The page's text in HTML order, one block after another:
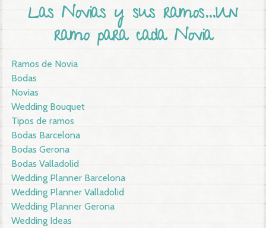
Las Novias y sus ramos...Un
ramo para cada Novia
Ramos de Novia
Bodas
Novias
Wedding Bouquet
Tipos de ramos
Bodas Barcelona
Bodas Gerona
Bodas Valladolid
Wedding Planner Barcelona
Wedding Planner Valladolid
Wedding Planner Gerona
Wedding Ideas